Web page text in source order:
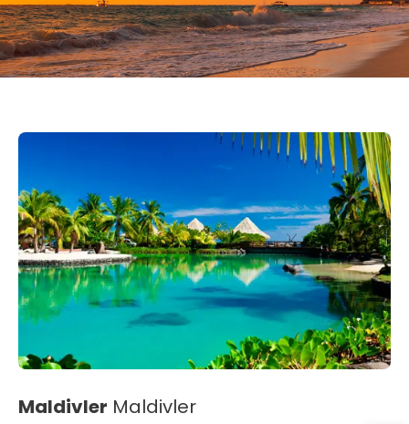
Maldivler Maldivler